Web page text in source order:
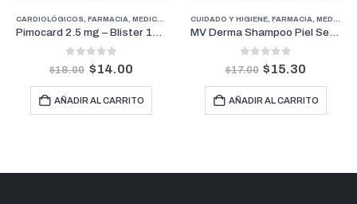
,FARMACIA,PERROS,PROMOCIONES
CARDIOLÓGICOS, FARMACIA, MEDICAMENTOS GENERALES ,PROMOCIONES
Pimocard 2.5 mg – Blister 10 Comprimidos
out of 5
$18.00 $14.00
AÑADIR AL CARRITO
CUIDADO Y HIGIENE, FARMACIA, MEDICAMENTOS GENERALES
MV Derma Shampoo Piel Sensible 16 oz
out of 5
$17.00 $15.30
AÑADIR AL CARRITO